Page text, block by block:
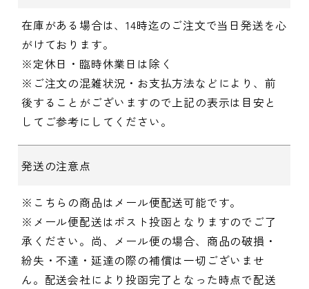
在庫がある場合は、14時迄のご注文で当日発送を心
がけております。
※定休日・臨時休業日は除く
※ご注文の混雑状況・お支払方法などにより、前
後することがございますので上記の表示は目安と
してご参考にしてください。
発送の注意点
※こちらの商品はメール便配送可能です。
※メール便配送はポスト投函となりますのでご了
承ください。尚、メール便の場合、商品の破損・
紛失・不達・延達の際の補償は一切ございませ
ん。配送会社により投函完了となった時点で配送